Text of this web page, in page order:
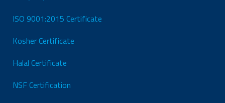
Medimos una
disminución en
ISO 9001:2015 Certificate
Kosher Certificate
Halal Certificate
NSF Certification